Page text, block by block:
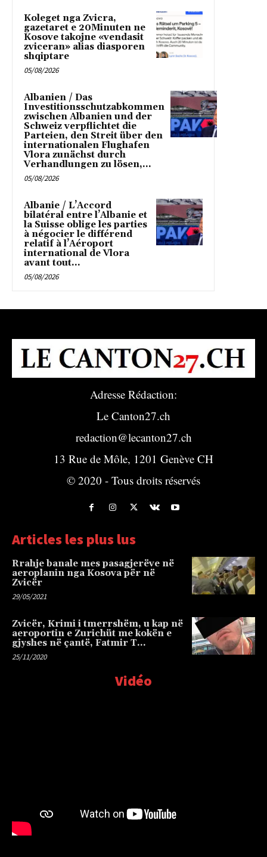
Koleget nga Zvicra,
gazetaret e 20Minuten ne
Kosove takojne «vendasit
zviceran» alias diasporen
shqiptare
05/08/2026
Albanien / Das
Investitionsschutzabkommen
zwischen Albanien und der
Schweiz verpflichtet die
Parteien, den Streit über den
internationalen Flughafen
Vlora zunächst durch
Verhandlungen zu lösen,...
05/08/2026
Albanie / L’Accord
bilatéral entre l’Albanie et
la Suisse oblige les parties
à négocier le différend
relatif à l’Aéroport
international de Vlora
avant tout...
05/08/2026
Adresse Rédaction:
Le Canton27.ch
redaction@lecanton27.ch
13 Rue de Môle, 1201 Genève CH
© 2020 - Tous droits réservés
Articles les plus lus
Rrahje banale mes pasagjerëve në
aeroplanin nga Kosova për në
Zvicër
29/05/2021
Zvicër, Krimi i tmerrshëm, u kap në
aeroportin e Zurichüt me kokën e
gjyshes në çantë, Fatmir T…
25/11/2020
Vidéo